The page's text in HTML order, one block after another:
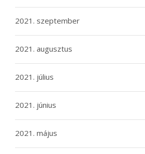
2021. szeptember
2021. augusztus
2021. július
2021. június
2021. május